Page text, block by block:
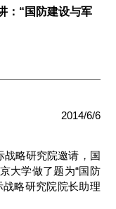
：“国防建设与军
2014/6/6
战略研究院邀请，国
大学做了题为“国防
略研究院院长助理